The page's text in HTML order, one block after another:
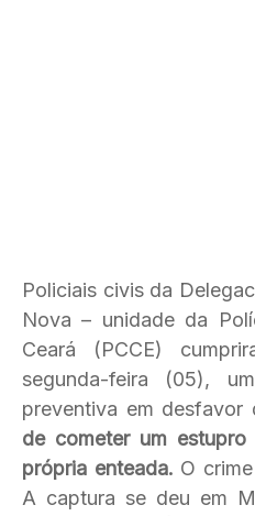
Policiais civis da
Nova – unidade da
Ceará (PCCE)
segunda-feira (05),
preventiva em desfavor
de cometer um
própria enteada. O
A captura se deu em